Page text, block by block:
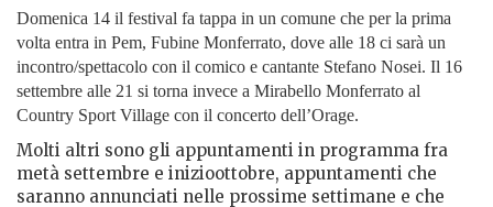
Domenica 14 il festival fa tappa in un comune che per la prima
volta entra in Pem, Fubine Monferrato, dove alle 18 ci sarà un
incontro/spettacolo con il comico e cantante Stefano Nosei. Il 16
settembre alle 21 si torna invece a Mirabello Monferrato al
Country Sport Village con il concerto dell’Orage.
Molti altri sono gli appuntamenti in programma fra
metà settembre e inizioottobre, appuntamenti che
saranno annunciati nelle prossime settimane e che